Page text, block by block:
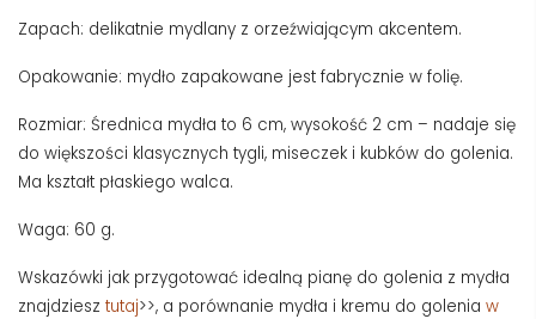
Zapach: delikatnie mydlany z orzeźwiającym akcentem.
Opakowanie: mydło zapakowane jest fabrycznie w folię.
Rozmiar: Średnica mydła to 6 cm, wysokość 2 cm – nadaje się
do większości klasycznych tygli, miseczek i kubków do golenia.
Ma kształt płaskiego walca.
Waga: 60 g.
Wskazówki jak przygotować idealną pianę do golenia z mydła
znajdziesz tutaj>>, a porównanie mydła i kremu do golenia w